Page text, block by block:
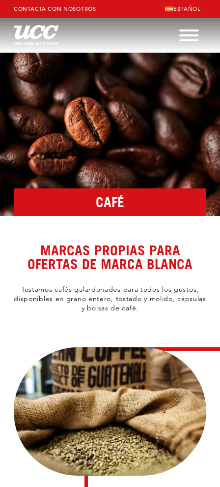
CONTACTA CON NOSOTROS ESPAÑOL
CAFÉ
MARCAS PROPIAS PARA
OFERTAS DE MARCA BLANCA
Tostamos cafés galardonados para todos los gustos,
disponibles en grano entero, tostado y molido, cápsulas
y bolsas de café.